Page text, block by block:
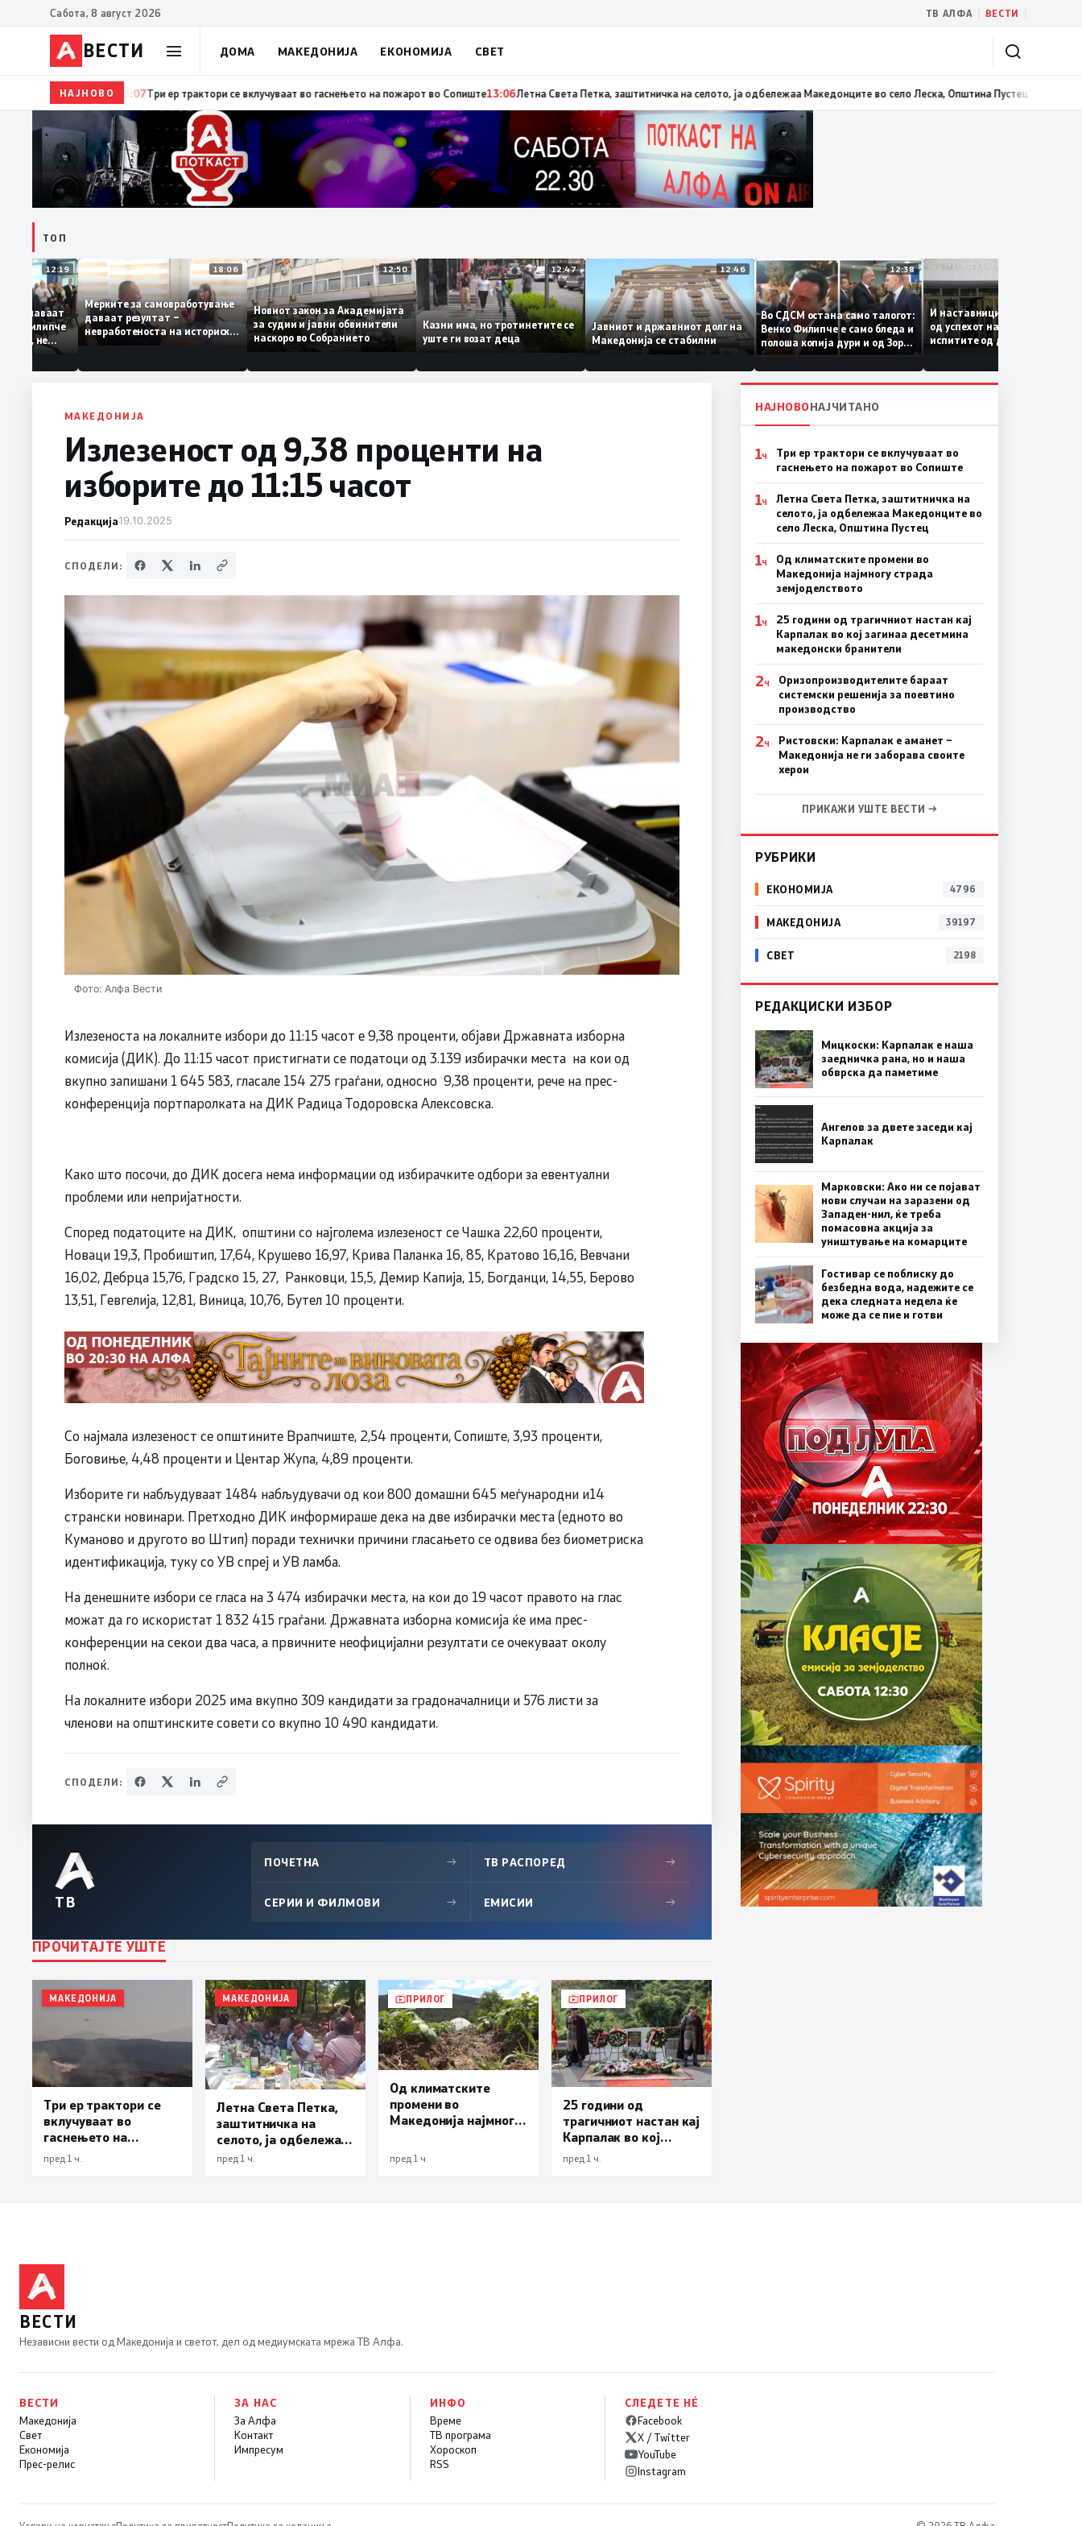
Сабота, 8 август 2026 ТВ АЛФА ВЕСТИ
ВЕСТИ ДОМА МАКЕДОНИЈА ЕКОНОМИЈА СВЕТ
НАЈНОВО
13:07Три ер трактори се вклучуваат во гаснењето на пожарот во Сопиште13:06Летна Света Петка, заштитничка на селото, ја одбележаа Македонците во село Леска, Општина Пустец13:04Од
ТОП
12:19
препознаваат
СДСМ: „Филипче
не
18:06
Мерките за самовработување
даваат резултат –
невработеноста на историски
најниско ниво од 11,3%
12:50
Новиот закон за Академијата
за судии и јавни обвинители
наскоро во Собранието
12:47
Казни има, но тротинетите се
уште ги возат деца
12:46
Јавниот и државниот долг на
Македонија се стабилни
12:38
Во СДСМ остана само талогот:
Венко Филипче е само бледа и
полоша копија дури и од Зоран
Заев
И наставниците се
од успехот на учениците
испитите од државната
МАКЕДОНИЈА
Излезеност од 9,38 проценти на
изборите до 11:15 часот
Редакција19.10.2025
СПОДЕЛИ:
Фото: Алфа Вести
Излезеноста на локалните избори до 11:15 часот е 9,38 проценти, објави Државната изборна
комисија (ДИК). До 11:15 часот пристигнати се податоци од 3.139 избирачки места на кои од
вкупно запишани 1 645 583, гласале 154 275 граѓани, односно 9,38 проценти, рече на прес-
конференција портпаролката на ДИК Радица Тодоровска Алексовска.
Како што посочи, до ДИК досега нема информации од избирачките одбори за евентуални
проблеми или непријатности.
Според податоците на ДИК, општини со најголема излезеност се Чашка 22,60 проценти,
Новаци 19,3, Пробиштип, 17,64, Крушево 16,97, Крива Паланка 16, 85, Кратово 16,16, Вевчани
16,02, Дебрца 15,76, Градско 15, 27, Ранковци, 15,5, Демир Капија, 15, Богданци, 14,55, Берово
13,51, Гевгелија, 12,81, Виница, 10,76, Бутел 10 проценти.
Со најмала излезеност се општините Врапчиште, 2,54 проценти, Сопиште, 3,93 проценти,
Боговиње, 4,48 проценти и Центар Жупа, 4,89 проценти.
Изборите ги набљудуваат 1484 набљудувачи од кои 800 домашни 645 меѓународни и14
странски новинари. Претходно ДИК информираше дека на две избирачки места (едното во
Куманово и другото во Штип) поради технички причини гласањето се одвива без биометриска
идентификација, туку со УВ спреј и УВ ламба.
На денешните избори се гласа на 3 474 избирачки места, на кои до 19 часот правото на глас
можат да го искористат 1 832 415 граѓани. Државната изборна комисија ќе има прес-
конференции на секои два часа, а првичните неофицијални резултати се очекуваат околу
полноќ.
На локалните избори 2025 има вкупно 309 кандидати за градоначалници и 576 листи за
членови на општинските совети со вкупно 10 490 кандидати.
СПОДЕЛИ:
ТВ
ПОЧЕТНА → ТВ РАСПОРЕД →
СЕРИИ И ФИЛМОВИ → ЕМИСИИ →
ПРОЧИТАЈТЕ УШТЕ
МАКЕДОНИЈА
Три ер трактори се
вклучуваат во
гаснењето на
пожарот во Сопиште
пред 1 ч.
МАКЕДОНИЈА
Летна Света Петка,
заштитничка на
селото, ја одбележаа
Македонците во село
пред 1 ч.
ПРИЛОГ
Од климатските
промени во
Македонија најмногу
земјоделството
пред 1 ч.
ПРИЛОГ
25 години од
трагичниот настан кај
Карпалак во кој
загинаа десетмина
македонски
пред 1 ч.
НАЈНОВОНАЈЧИТАНО
1Ч
Три ер трактори се вклучуваат во
гаснењето на пожарот во Сопиште
1Ч
Летна Света Петка, заштитничка на
селото, ја одбележаа Македонците во
село Леска, Општина Пустец
1Ч
Од климатските промени во
Македонија најмногу страда
земјоделството
1Ч
25 години од трагичниот настан кај
Карпалак во кој загинаа десетмина
македонски бранители
2Ч
Оризопроизводителите бараат
системски решенија за поевтино
производство
2Ч
Ристовски: Карпалак е аманет –
Македонија не ги заборава своите
херои
ПРИКАЖИ УШТЕ ВЕСТИ →
РУБРИКИ
ЕКОНОМИЈА 4796
МАКЕДОНИЈА 39197
СВЕТ 2198
РЕДАКЦИСКИ ИЗБОР
Мицкоски: Карпалак е наша
заедничка рана, но и наша
обврска да паметиме
Ангелов за двете заседи кај
Карпалак
Марковски: Ако ни се појават
нови случаи на заразени од
Западен-нил, ќе треба
помасовна акција за
уништување на комарците
Гостивар се поблиску до
безбедна вода, надежите се
дека следната недела ќе
може да се пие и готви
ВЕСТИ
Независни вести од Македонија и светот, дел од медиумската мрежа ТВ Алфа.
ВЕСТИ
Македонија
Свет
Економија
Прес-релис
ЗА НАС
За Алфа
Контакт
Импресум
ИНФО
Време
ТВ програма
Хороскоп
RSS
СЛЕДЕТЕ НÉ
Facebook
X / Twitter
YouTube
Instagram